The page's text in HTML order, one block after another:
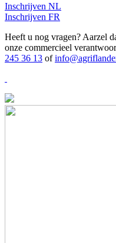
Inschrijven NL
Inschrijven FR
Heeft u nog vragen? Aarzel
onze commercieel
245 36 13 of